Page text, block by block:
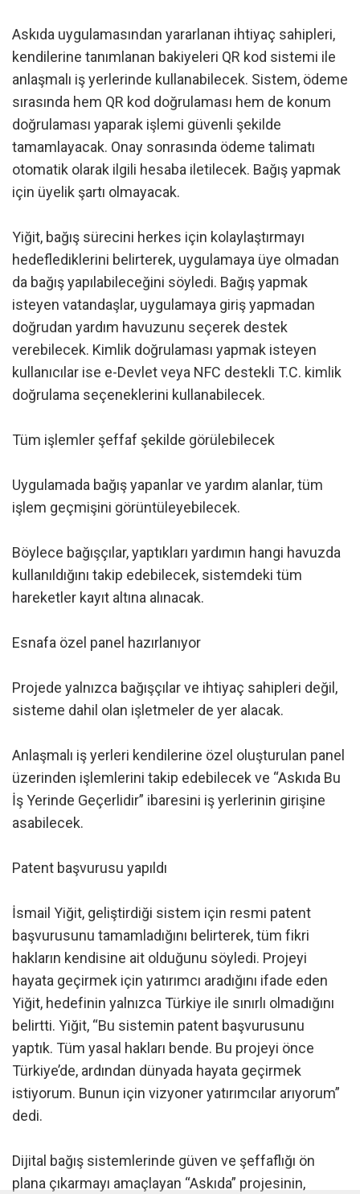
Askıda uygulamasından yararlanan ihtiyaç sahipleri,
kendilerine tanımlanan bakiyeleri QR kod sistemi ile
anlaşmalı iş yerlerinde kullanabilecek. Sistem, ödeme
sırasında hem QR kod doğrulaması hem de konum
doğrulaması yaparak işlemi güvenli şekilde
tamamlayacak. Onay sonrasında ödeme talimatı
otomatik olarak ilgili hesaba iletilecek. Bağış yapmak
için üyelik şartı olmayacak.
Yiğit, bağış sürecini herkes için kolaylaştırmayı
hedeflediklerini belirterek, uygulamaya üye olmadan
da bağış yapılabileceğini söyledi. Bağış yapmak
isteyen vatandaşlar, uygulamaya giriş yapmadan
doğrudan yardım havuzunu seçerek destek
verebilecek. Kimlik doğrulaması yapmak isteyen
kullanıcılar ise e-Devlet veya NFC destekli T.C. kimlik
doğrulama seçeneklerini kullanabilecek.
Tüm işlemler şeffaf şekilde görülebilecek
Uygulamada bağış yapanlar ve yardım alanlar, tüm
işlem geçmişini görüntüleyebilecek.
Böylece bağışçılar, yaptıkları yardımın hangi havuzda
kullanıldığını takip edebilecek, sistemdeki tüm
hareketler kayıt altına alınacak.
Esnafa özel panel hazırlanıyor
Projede yalnızca bağışçılar ve ihtiyaç sahipleri değil,
sisteme dahil olan işletmeler de yer alacak.
Anlaşmalı iş yerleri kendilerine özel oluşturulan panel
üzerinden işlemlerini takip edebilecek ve “Askıda Bu
İş Yerinde Geçerlidir” ibaresini iş yerlerinin girişine
asabilecek.
Patent başvurusu yapıldı
İsmail Yiğit, geliştirdiği sistem için resmi patent
başvurusunu tamamladığını belirterek, tüm fikri
hakların kendisine ait olduğunu söyledi. Projeyi
hayata geçirmek için yatırımcı aradığını ifade eden
Yiğit, hedefinin yalnızca Türkiye ile sınırlı olmadığını
belirtti. Yiğit, “Bu sistemin patent başvurusunu
yaptık. Tüm yasal hakları bende. Bu projeyi önce
Türkiye’de, ardından dünyada hayata geçirmek
istiyorum. Bunun için vizyoner yatırımcılar arıyorum”
dedi.
Dijital bağış sistemlerinde güven ve şeffaflığı ön
plana çıkarmayı amaçlayan “Askıda” projesinin,